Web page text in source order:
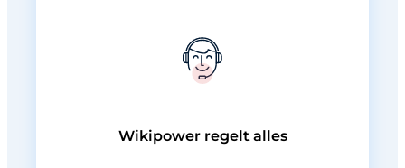
Wikipower regelt alles